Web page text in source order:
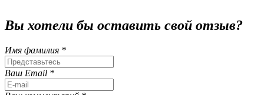
Вы хотели бы оставить свой отзыв?
Имя фамилия *
Ваш Email *